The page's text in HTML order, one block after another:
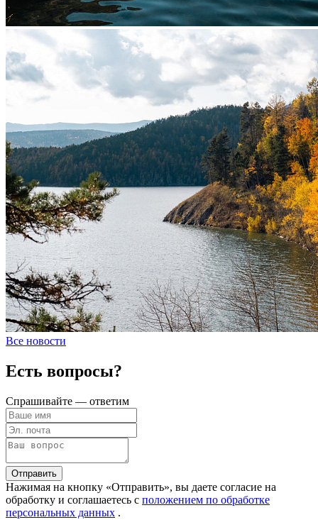
Все новости
Есть вопросы?
Спрашивайте — ответим
Отправить
Нажимая на кнопку «Отправить», вы даете согласие на
обработку и соглашаетесь c положением по обработке
персональных данных .